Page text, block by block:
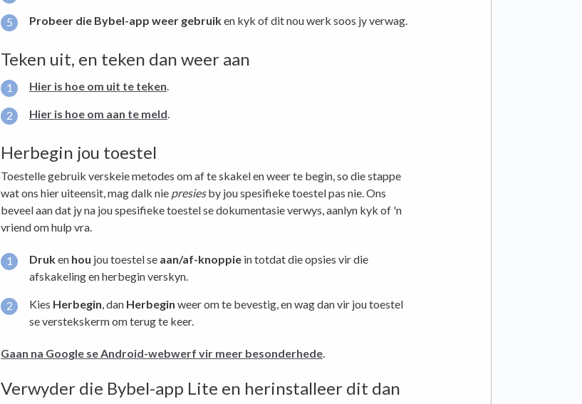
Probeer die Bybel-app weer gebruiken kyk of dit nou werk soos jy verwag.
Teken uit, en teken dan weer aan
Hier is hoe om uit te teken
Hier is hoe om aan te meld.
Herbegin jou toestel
Toestelle gebruik verskeie metodes om af te skakel en weer te begin, so die stappe
wat ons hier uiteensit, mag dalk nie presiesby jou spesifieke toestel pas nie. Ons
beveel aan dat jy na jou spesifieke toestel se dokumentasie verwys, aanlyn kyk of 'n
vriend om hulp vra.
Druken hou jou toestel se aan/af-knoppie in totdat die opsies vir die
afskakeling en herbegin verskyn.
Kies Herbegin, dan Herbegin weer om te bevestig, en wag dan vir jou toestel
se verstekskerm om terug te keer.
Gaan na Google se Android-webwerf vir meer besonderhede.
Verwyder die Bybel-app Lite en herinstalleer dit dan